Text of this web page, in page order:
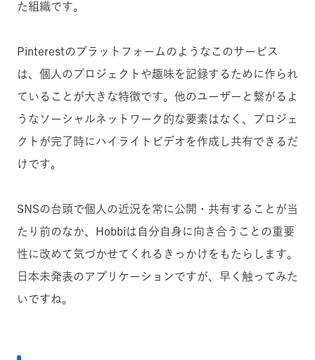
た組織です。
Pinterestのプラットフォームのようなこのサービス
は、個人のプロジェクトや趣味を記録するために作られ
ていることが大きな特徴です。他のユーザーと繋がるよ
うなソーシャルネットワーク的な要素はなく、プロジェ
クトが完了時にハイライトビデオを作成し共有できるだ
けです。
SNSの台頭で個人の近況を常に公開・共有することが当
たり前のなか、Hobbiは自分自身に向き合うことの重要
性に改めて気づかせてくれるきっかけをもたらします。
日本未発表のアプリケーションですが、早く触ってみた
いですね。